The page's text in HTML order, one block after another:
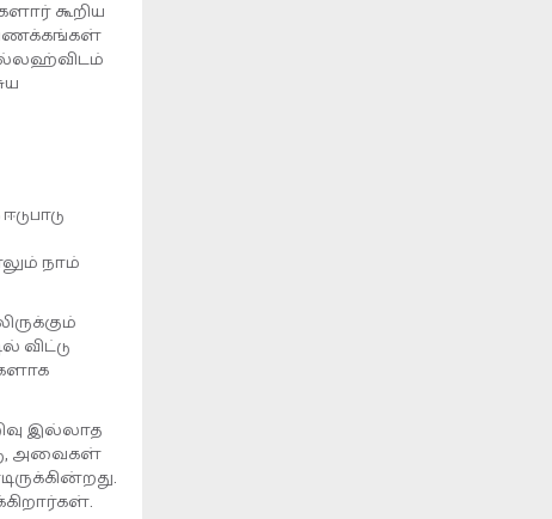
கூறிய
வணக்கங்கள்
நாம்
விட்டு
இல்லாத
அவைகள்